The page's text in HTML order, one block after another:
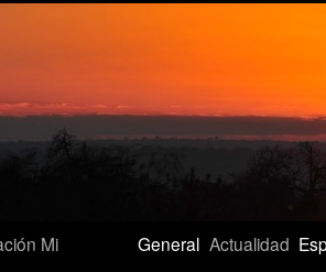
Mi
General Actualidad